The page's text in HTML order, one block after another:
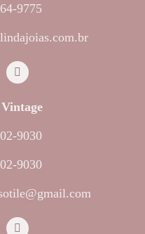
9775
9030
9030